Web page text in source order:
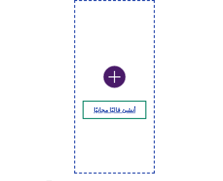
أنشئ قالبًا مجانيًا